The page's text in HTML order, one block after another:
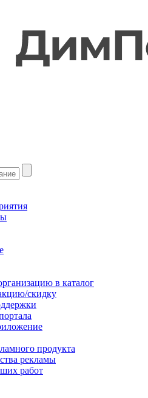
в каталог
скидку
продукта
рекламы
работ